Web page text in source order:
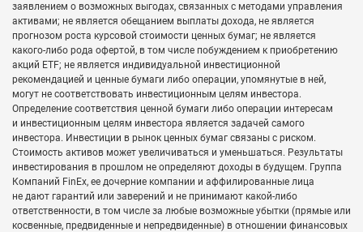
заявлением о возможных выгодах, связанных с методами управления
активами; не является обещанием выплаты дохода, не является
прогнозом роста курсовой стоимости ценных бумаг; не является
какого-либо рода офертой, в том числе побуждением к приобретению
акций ETF; не является индивидуальной инвестиционной
рекомендацией и ценные бумаги либо операции, упомянутые в ней,
могут не соответствовать инвестиционным целям инвестора.
Определение соответствия ценной бумаги либо операции интересам
и инвестиционным целям инвестора является задачей самого
инвестора. Инвестиции в рынок ценных бумаг связаны с риском.
Стоимость активов может увеличиваться и уменьшаться. Результаты
инвестирования в прошлом не определяют доходы в будущем. Группа
Компаний FinEx, ее дочерние компании и аффилированные лица
не дают гарантий или заверений и не принимают какой-либо
ответственности, в том числе за любые возможные убытки (прямые или
косвенные, предвиденные и непредвиденные) в отношении финансовых